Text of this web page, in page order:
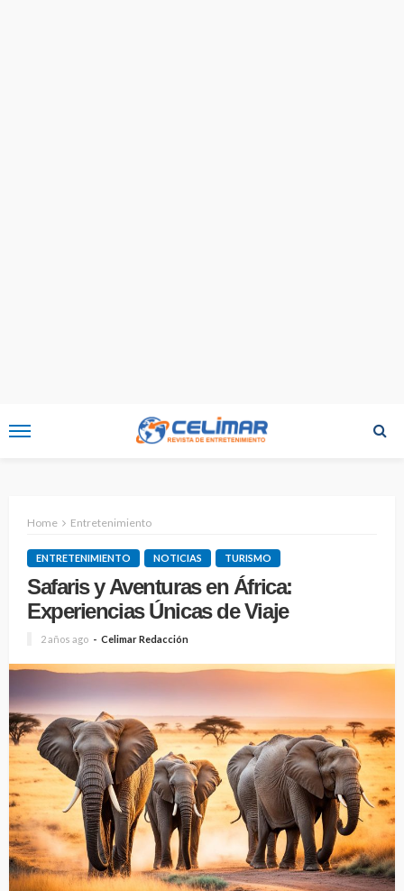
Home Entretenimiento
ENTRETENIMIENTO NOTICIAS TURISMO
Safaris y Aventuras en África:
Experiencias Únicas de Viaje
2 años ago Celimar Redacción